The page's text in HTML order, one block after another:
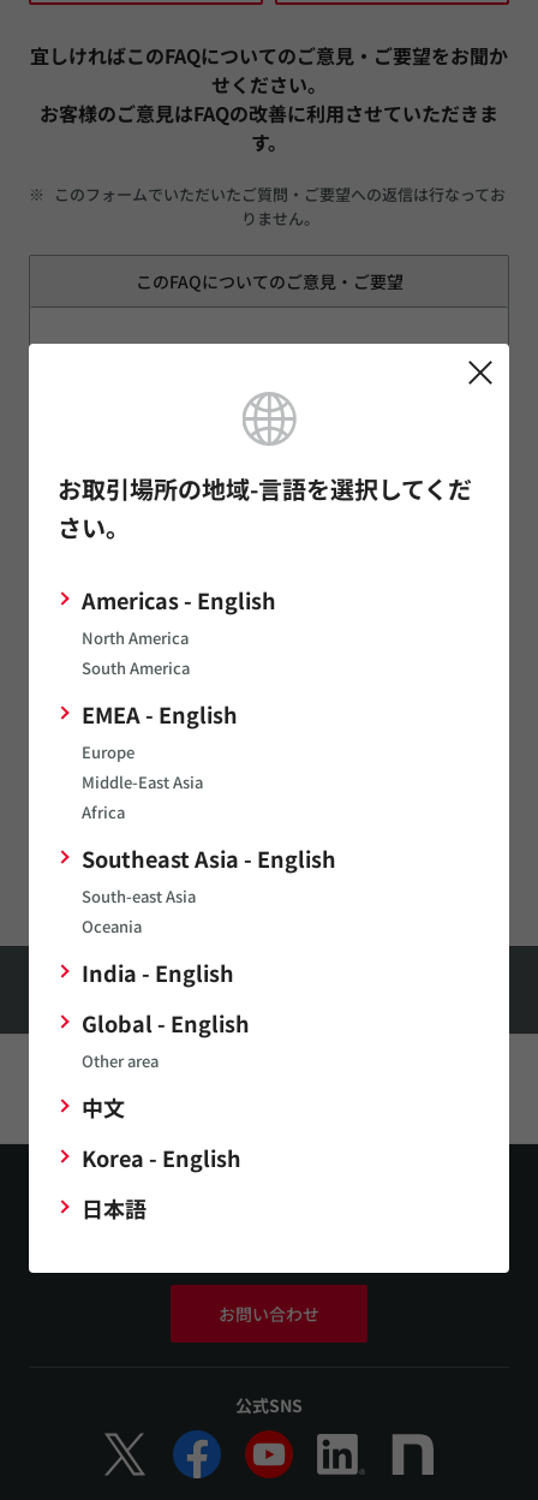
お取引場所の地域-言語を選択してくだ
さい。
Americas - English
North America
South America
EMEA - English
Europe
Middle-East Asia
Africa
Southeast Asia - English
South-east Asia
Oceania
India - English
Global - English
Other area
中文
Korea - English
日本語
宜しければこのFAQについてのご意見・ご要望をお聞か
せください。
お客様のご意見はFAQの改善に利用させていただきま
す。
※
このフォームでいただいたご質問・ご要望への返信は行なってお
りません。
このFAQについてのご意見・ご要望
製品についてのご質問は
サポート
Digital Panel Meters FAQ
HOME サポート FAQ
Digital Panel Meters FAQ
Can I remove the built-in CTs on your ac ammeters and then reconnect them
remotely?
お問い合わせ
公式SNS